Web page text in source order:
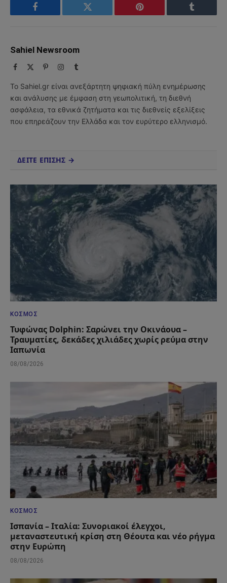
Facebook Twitter Pinterest Tumblr
Sahiel Newsroom
Facebook PinterestInstagram
Tumblr
Το Sahiel.gr είναι ανεξάρτητη ψηφιακή πύλη ενημέρωσης
και ανάλυσης με έμφαση στη γεωπολιτική, τη διεθνή
ασφάλεια, τα εθνικά ζητήματα και τις διεθνείς εξελίξεις
που επηρεάζουν την Ελλάδα και τον ευρύτερο ελληνισμό.
ΔΕΙΤΕ ΕΠΙΣΗΣ →
ΚΌΣΜΟΣ
Τυφώνας Dolphin: Σαρώνει την Οκινάουα –
Τραυματίες, δεκάδες χιλιάδες χωρίς ρεύμα στην
Ιαπωνία
08/08/2026
ΚΌΣΜΟΣ
Ισπανία – Ιταλία: Συνοριακοί έλεγχοι,
μεταναστευτική κρίση στη Θέουτα και νέο ρήγμα
στην Ευρώπη
08/08/2026